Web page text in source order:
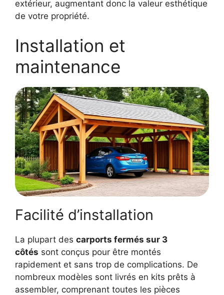
extérieur, augmentant donc la valeur esthétique
de votre propriété.
Installation et
maintenance
Facilité d’installation
La plupart des carports fermés sur 3
côtés sont conçus pour être montés
rapidement et sans trop de complications. De
nombreux modèles sont livrés en kits prêts à
assembler, comprenant toutes les pièces